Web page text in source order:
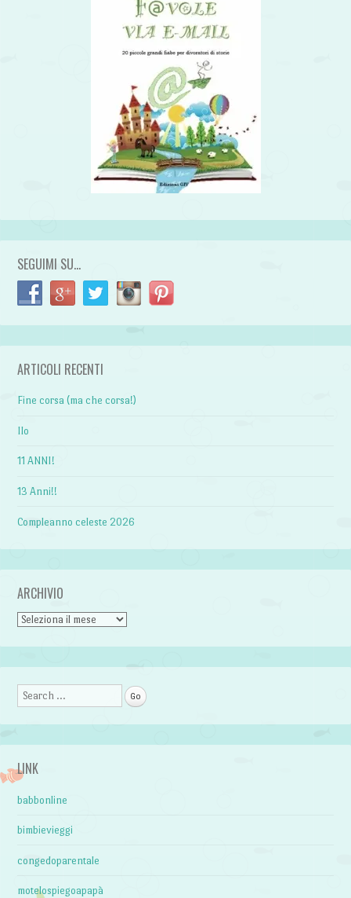
SEGUIMI SU…
ARTICOLI RECENTI
Fine corsa (ma che corsa!)
Ilo
11 ANNI!
13 Anni!!
Compleanno celeste 2026
ARCHIVIO
Archivio
Search
LINK
babbonline
bimbievieggi
congedoparentale
motelospiegoapapà